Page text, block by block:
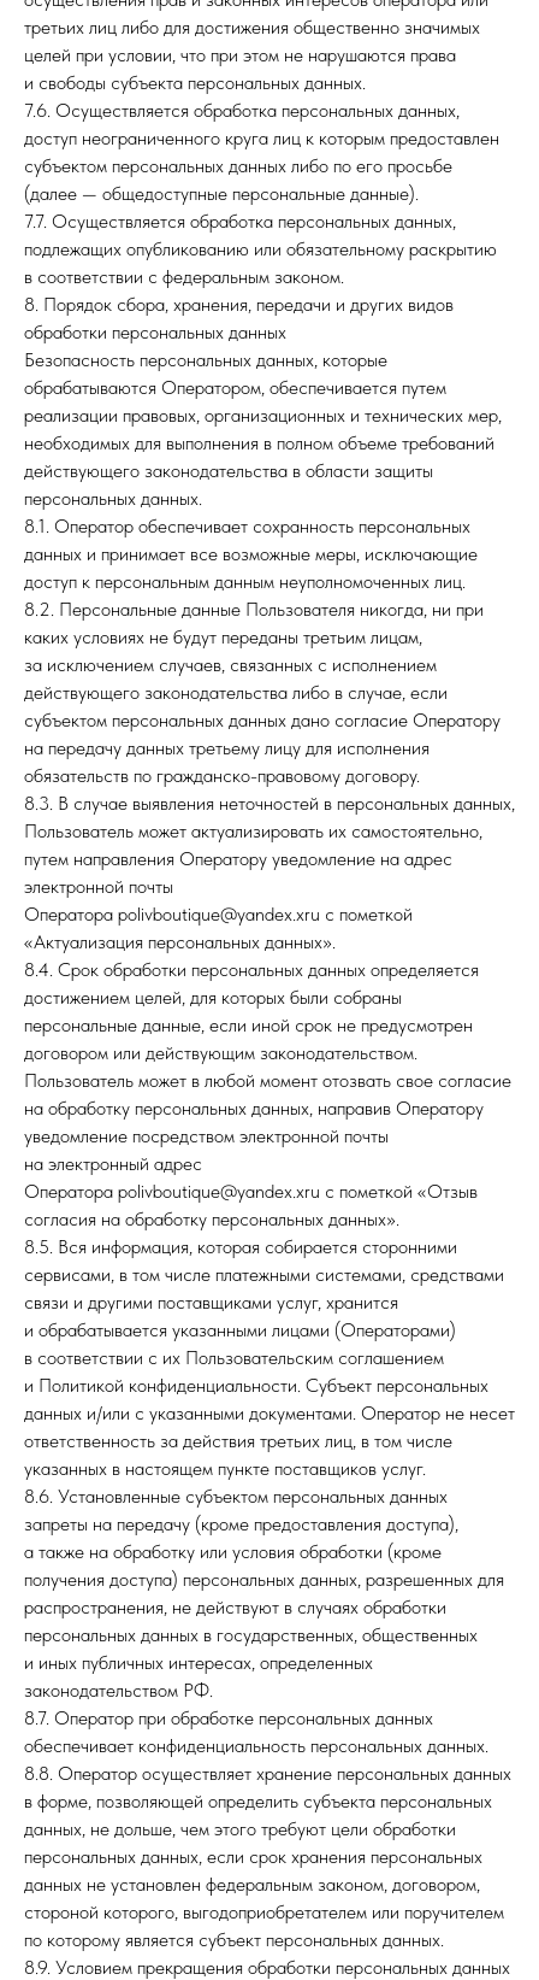
третьих лиц либо для достижения общественно значимых
целей при условии, что при этом не нарушаются права
и свободы субъекта персональных данных.
7.6. Осуществляется обработка персональных данных,
доступ неограниченного круга лиц к которым предоставлен
субъектом персональных данных либо по его просьбе
(далее — общедоступные персональные данные).
7.7. Осуществляется обработка персональных данных,
подлежащих опубликованию или обязательному раскрытию
в соответствии с федеральным законом.
8. Порядок сбора, хранения, передачи и других видов
обработки персональных данных
Безопасность персональных данных, которые
обрабатываются Оператором, обеспечивается путем
реализации правовых, организационных и технических мер,
необходимых для выполнения в полном объеме требований
действующего законодательства в области защиты
персональных данных.
8.1. Оператор обеспечивает сохранность персональных
данных и принимает все возможные меры, исключающие
доступ к персональным данным неуполномоченных лиц.
8.2. Персональные данные Пользователя никогда, ни при
каких условиях не будут переданы третьим лицам,
за исключением случаев, связанных с исполнением
действующего законодательства либо в случае, если
субъектом персональных данных дано согласие Оператору
на передачу данных третьему лицу для исполнения
обязательств по гражданско-правовому договору.
8.3. В случае выявления неточностей в персональных данных,
Пользователь может актуализировать их самостоятельно,
путем направления Оператору уведомление на адрес
электронной почты
Оператора polivboutique@yandex.xru с пометкой
«Актуализация персональных данных».
8.4. Срок обработки персональных данных определяется
достижением целей, для которых были собраны
персональные данные, если иной срок не предусмотрен
договором или действующим законодательством.
Пользователь может в любой момент отозвать свое согласие
на обработку персональных данных, направив Оператору
уведомление посредством электронной почты
на электронный адрес
Оператора polivboutique@yandex.xru с пометкой «Отзыв
согласия на обработку персональных данных».
8.5. Вся информация, которая собирается сторонними
сервисами, в том числе платежными системами, средствами
связи и другими поставщиками услуг, хранится
и обрабатывается указанными лицами (Операторами)
в соответствии с их Пользовательским соглашением
и Политикой конфиденциальности. Субъект персональных
данных и/или с указанными документами. Оператор не несет
ответственность за действия третьих лиц, в том числе
указанных в настоящем пункте поставщиков услуг.
8.6. Установленные субъектом персональных данных
запреты на передачу (кроме предоставления доступа),
а также на обработку или условия обработки (кроме
получения доступа) персональных данных, разрешенных для
распространения, не действуют в случаях обработки
персональных данных в государственных, общественных
и иных публичных интересах, определенных
законодательством РФ.
8.7. Оператор при обработке персональных данных
обеспечивает конфиденциальность персональных данных.
8.8. Оператор осуществляет хранение персональных данных
в форме, позволяющей определить субъекта персональных
данных, не дольше, чем этого требуют цели обработки
персональных данных, если срок хранения персональных
данных не установлен федеральным законом, договором,
стороной которого, выгодоприобретателем или поручителем
по которому является субъект персональных данных.
8.9. Условием прекращения обработки персональных данных